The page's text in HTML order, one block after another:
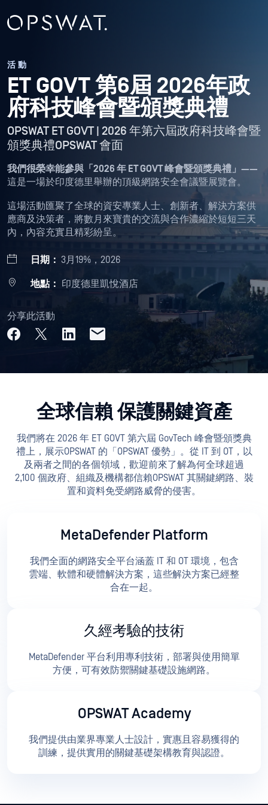
活動
ET GOVT 第6屆 2026年政
府科技峰會暨頒獎典禮
OPSWAT ET GOVT | 2026 年第六屆政府科技峰會暨
頒獎典禮OPSWAT 會面
我們很榮幸能參與「2026 年 ET GOVT 峰會暨頒獎典禮」——
這是一場於印度德里舉辦的頂級網路安全會議暨展覽會。
這場活動匯聚了全球的資安專業人士、創新者、解決方案供
應商及決策者，將數月來寶貴的交流與合作濃縮於短短三天
內，內容充實且精彩紛呈。
日期： 3月19%，2026
地點： 印度德里凱悅酒店
分享此活動
全球信賴 保護關鍵資產
我們將在 2026 年 ET GOVT 第六屆 GovTech 峰會暨頒獎典
禮上，展示OPSWAT 的「OPSWAT 優勢」。從 IT 到 OT，以
及兩者之間的各個領域，歡迎前來了解為何全球超過
2,100 個政府、組織及機構都信賴OPSWAT 其關鍵網路、裝
置和資料免受網路威脅的侵害。
MetaDefender Platform
我們全面的網路安全平台涵蓋 IT 和 OT 環境，包含
雲端、軟體和硬體解決方案，這些解決方案已經整
合在一起。
久經考驗的技術
MetaDefender 平台利用專利技術，部署與使用簡單
方便，可有效防禦關鍵基礎設施網路。
OPSWAT Academy
我們提供由業界專業人士設計，實惠且容易獲得的
訓練，提供實用的關鍵基礎架構教育與認證。